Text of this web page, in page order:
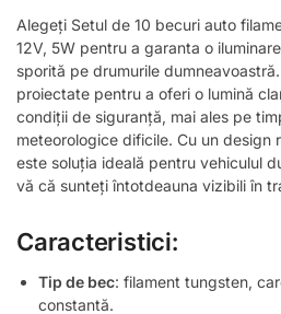
Alegeți Setul de 10 becuri auto
12V, 5W pentru a garanta o
sporită pe drumurile
proiectate pentru a oferi o lumină
condiții de siguranță, mai ales pe
meteorologice dificile. Cu un design
este soluția ideală pentru vehiculul
vă că sunteți întotdeauna vizibili în
Caracteristici:
Tip de bec: filament tungsten,
constantă.